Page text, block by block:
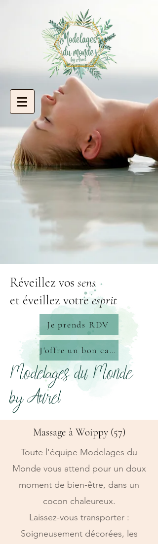
Réveillez vos sens
et éveillez votreesprit
Je prends RDV
J'offre un bon cadeau
Modelages du Monde
by Aurel
Massage à Woippy (57)
Toute l'équipe Modelages du
Monde vous attend pour un doux
moment de bien-être, dans un
cocon chaleureux.
Laissez-vous transporter :
Soigneusement décorées, les